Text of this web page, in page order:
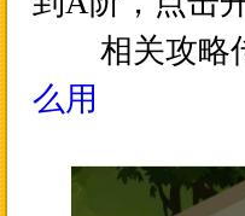
相关攻略
么用